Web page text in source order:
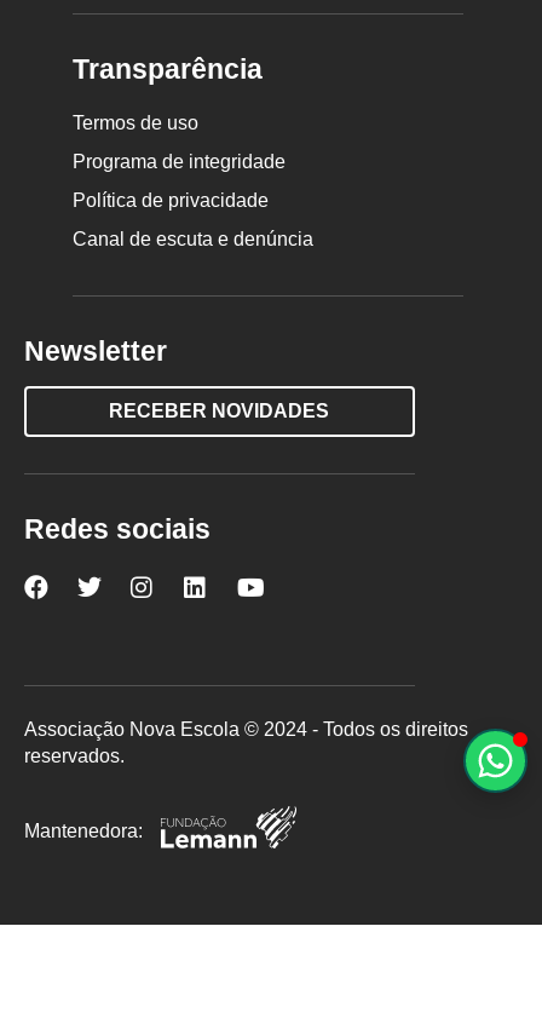
Transparência
Termos de uso
Programa de integridade
Política de privacidade
Canal de escuta e denúncia
Newsletter
RECEBER NOVIDADES
Redes sociais
Nova
Facebook
Nova
Twitter
Nova
Instagram
Nova
LinkedInYouTube
Associação Nova Escola © 2024 - Todos os direitos
reservados.
Mantenedora: